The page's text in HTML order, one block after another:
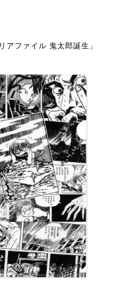
アファイル 鬼太郎誕生」